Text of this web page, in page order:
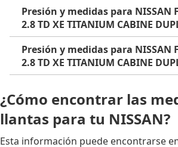
Presión y medidas para NISSAN
2.8 TD XE TITANIUM CABINE
Presión y medidas para NISSAN
2.8 TD XE TITANIUM CABINE
¿Cómo encontrar las
llantas para tu NISSAN?
Esta información puede encontrarse